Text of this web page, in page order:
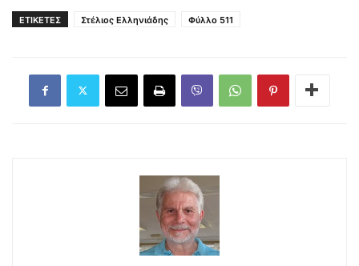
ΕΤΙΚΕΤΕΣ Στέλιος Ελληνιάδης Φύλλο 511